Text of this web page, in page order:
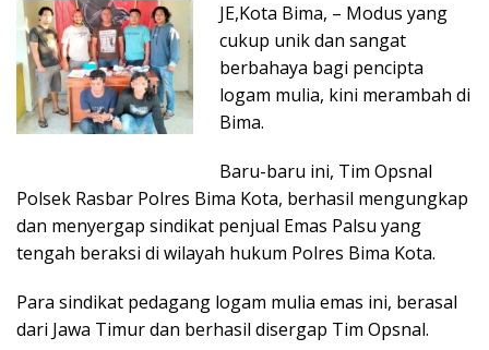
JE,Kota Bima, – Modus yang
cukup unik dan sangat
berbahaya bagi pencipta
logam mulia, kini merambah di
Bima.
Baru-baru ini, Tim Opsnal
Polsek Rasbar Polres Bima Kota, berhasil mengungkap
dan menyergap sindikat penjual Emas Palsu yang
tengah beraksi di wilayah hukum Polres Bima Kota.
Para sindikat pedagang logam mulia emas ini, berasal
dari Jawa Timur dan berhasil disergap Tim Opsnal.